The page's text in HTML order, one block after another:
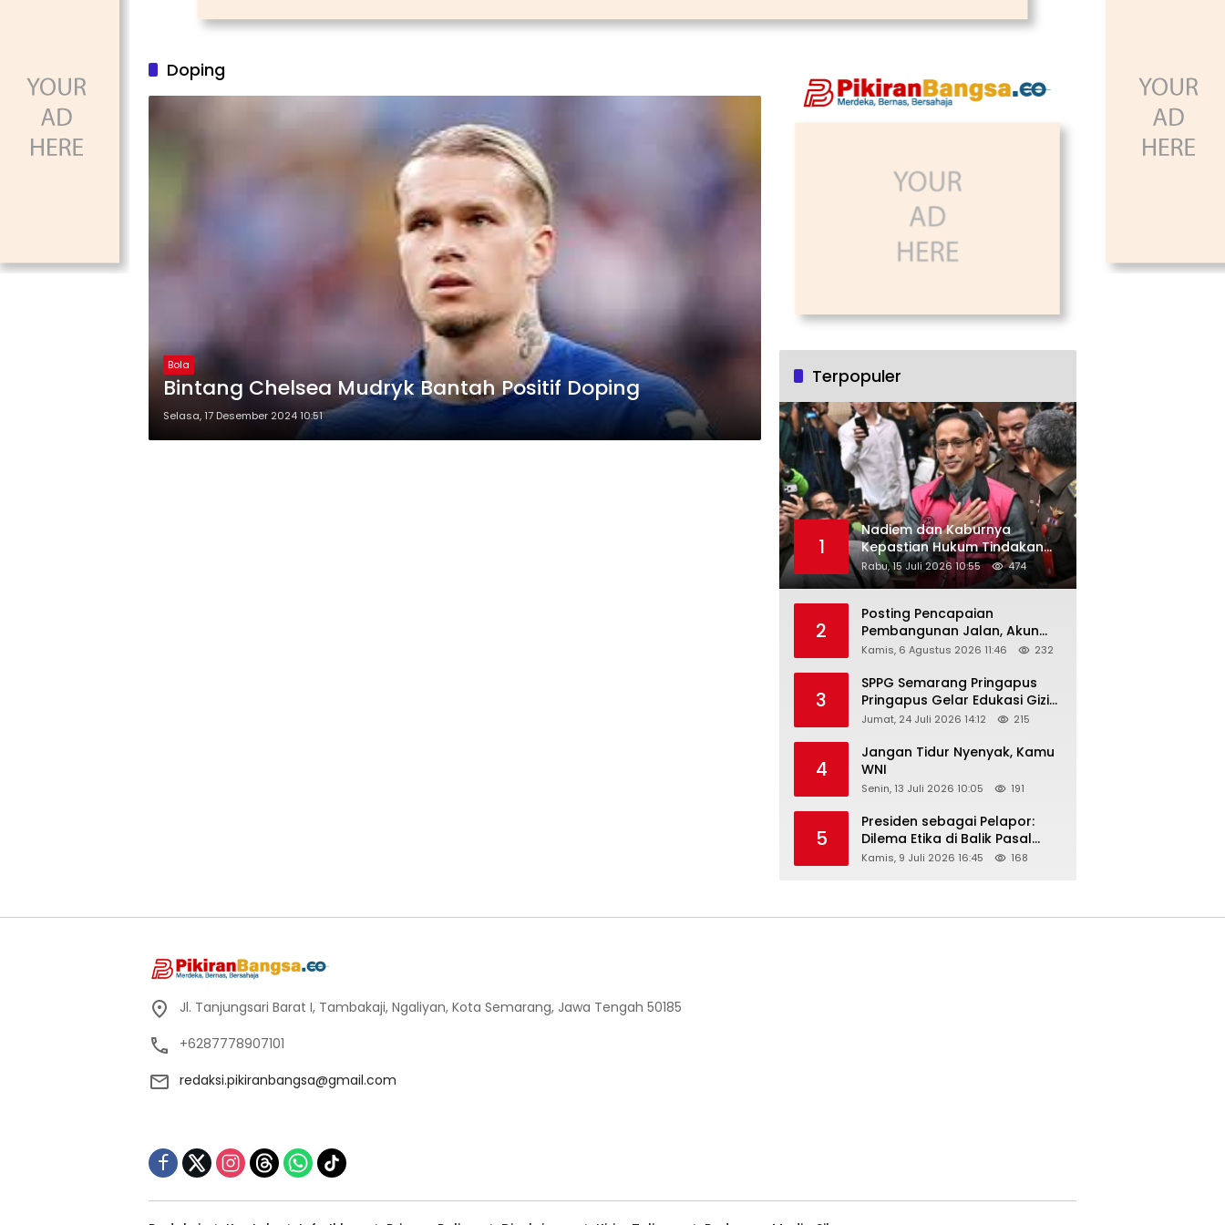
Doping
Bola
Bintang Chelsea Mudryk Bantah Positif Doping
Selasa, 17 Desember 2024 10:51
Terpopuler
1
Nadiem dan Kaburnya
Kepastian Hukum Tindakan
Pejabat Publik
Rabu, 15 Juli 2026 10:55 474
2
Posting Pencapaian
Pembangunan Jalan, Akun
Facebook Pemerintah
“Dirujak” Warganet
Kamis, 6 Agustus 2026 11:46 232
3
SPPG Semarang Pringapus
Pringapus Gelar Edukasi Gizi
di PAUD Bina Balita Peringati
Jumat, 24 Juli 2026 14:12 215
4
Jangan Tidur Nyenyak, Kamu
WNI
Senin, 13 Juli 2026 10:05 191
5
Presiden sebagai Pelapor:
Dilema Etika di Balik Pasal
218–220 KUHP
Kamis, 9 Juli 2026 16:45 168
Jl. Tanjungsari Barat I, Tambakaji, Ngaliyan, Kota Semarang, Jawa Tengah 50185
+6287778907101
redaksi.pikiranbangsa@gmail.com